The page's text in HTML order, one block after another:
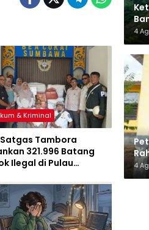
& Kriminal
Tambora
321.996 Batang
Ilegal di Pulau
4
4